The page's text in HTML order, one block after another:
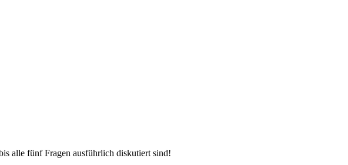
alle fünf Fragen ausführlich diskutiert sind!